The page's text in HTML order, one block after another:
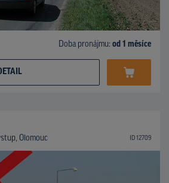
Doba pronájmu: od 1 měsíce
Olomouc ID 12709